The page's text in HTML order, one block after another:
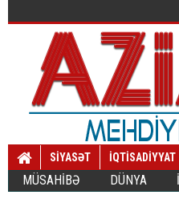
SİYASƏT İQTİSADİYYAT
MÜSAHİBƏ DÜNYA